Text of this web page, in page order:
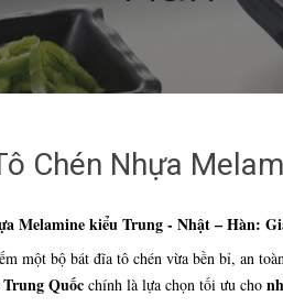
Chén Nhựa
Melamine kiểu Trung - Nhật – Hàn:
một bộ bát đĩa tô chén vừa bền bỉ, an
Quốcchính là lựa chọn tối ưu cho